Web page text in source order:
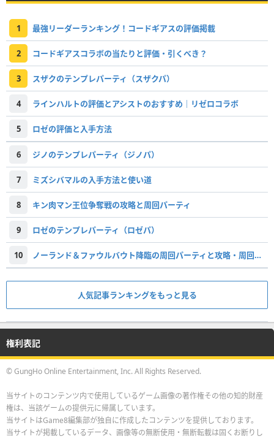
1 最強リーダーランキング！コードギアスの評価掲載
2 コードギアスコラボの当たりと評価・引くべき？
3 スザクのテンプレパーティ（スザクパ）
4 ラインハルトの評価とアシストのおすすめ｜リゼロコラボ
5 ロゼの評価と入手方法
6 ジノのテンプレパーティ（ジノパ）
7 ミズシバマルの入手方法と使い道
8 キン肉マン王位争奪戦の攻略と周回パーティ
9 ロゼのテンプレパーティ（ロゼパ）
10 ノーランド＆ファウルバウト降臨の周回パーティと攻略・周回すべき？
人気記事ランキングをもっと見る
権利表記
© GungHo Online Entertainment, Inc. All Rights Reserved.
当サイトのコンテンツ内で使用しているゲーム画像の著作権その他の知的財産
権は、当該ゲームの提供元に帰属しています。
当サイトはGame8編集部が独自に作成したコンテンツを提供しております。
当サイトが掲載しているデータ、画像等の無断使用・無断転載は固くお断りし